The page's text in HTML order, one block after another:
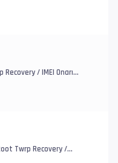
Sorunlar
/ IMEI Onarım
Twrp Recovery /
Donanım Sorunlar